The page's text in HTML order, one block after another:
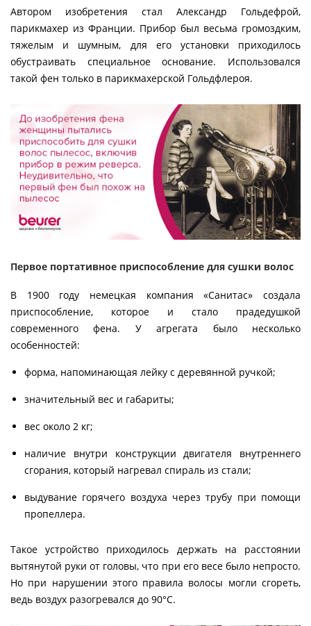
Автором изобретения стал Александр Гольдефрой,
парикмахер из Франции. Прибор был весьма громоздким,
тяжелым и шумным, для его установки приходилось
обустраивать специальное основание. Использовался
такой фен только в парикмахерской Гольдфлероя.
Первое портативное приспособление для сушки волос
В 1900 году немецкая компания «Санитас» создала
приспособление, которое и стало прадедушкой
современного фена. У агрегата было несколько
особенностей:
форма, напоминающая лейку с деревянной ручкой;
значительный вес и габариты;
вес около 2 кг;
наличие внутри конструкции двигателя внутреннего
сгорания, который нагревал спираль из стали;
выдувание горячего воздуха через трубу при помощи
пропеллера.
Такое устройство приходилось держать на расстоянии
вытянутой руки от головы, что при его весе было непросто.
Но при нарушении этого правила волосы могли сгореть,
ведь воздух разогревался до 90°С.